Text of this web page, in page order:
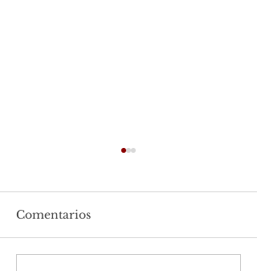
Comentarios